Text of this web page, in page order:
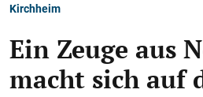
Kirchheim
Ein Zeuge aus
macht sich auf